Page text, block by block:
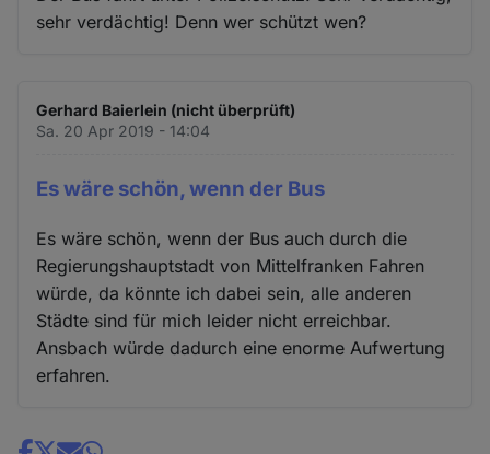
sehr verdächtig! Denn wer schützt wen?
Gerhard Baierlein (nicht überprüft)
Sa. 20 Apr 2019 - 14:04
Es wäre schön, wenn der Bus
Es wäre schön, wenn der Bus auch durch die
Regierungshauptstadt von Mittelfranken Fahren
würde, da könnte ich dabei sein, alle anderen
Städte sind für mich leider nicht erreichbar.
Ansbach würde dadurch eine enorme Aufwertung
erfahren.